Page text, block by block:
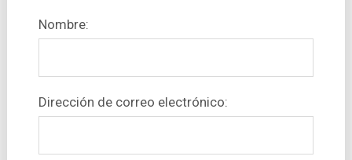
Nombre:
Dirección de correo electrónico: